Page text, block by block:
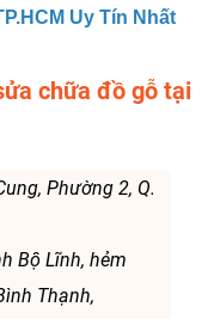
Uy Tín Nhất
chữa đồ gỗ tại
Phường 2, Q.
Bộ Lĩnh, hẻm
Thạnh,